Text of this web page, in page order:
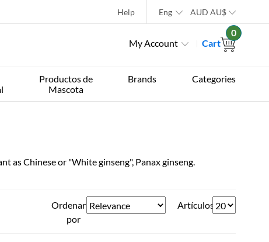
Help Eng AUD AU$
My Account Cart
0
Productos de
Mascota
Brands Categories
as Chinese or "White ginseng", Panax ginseng.
Ordenar
por
Artículos